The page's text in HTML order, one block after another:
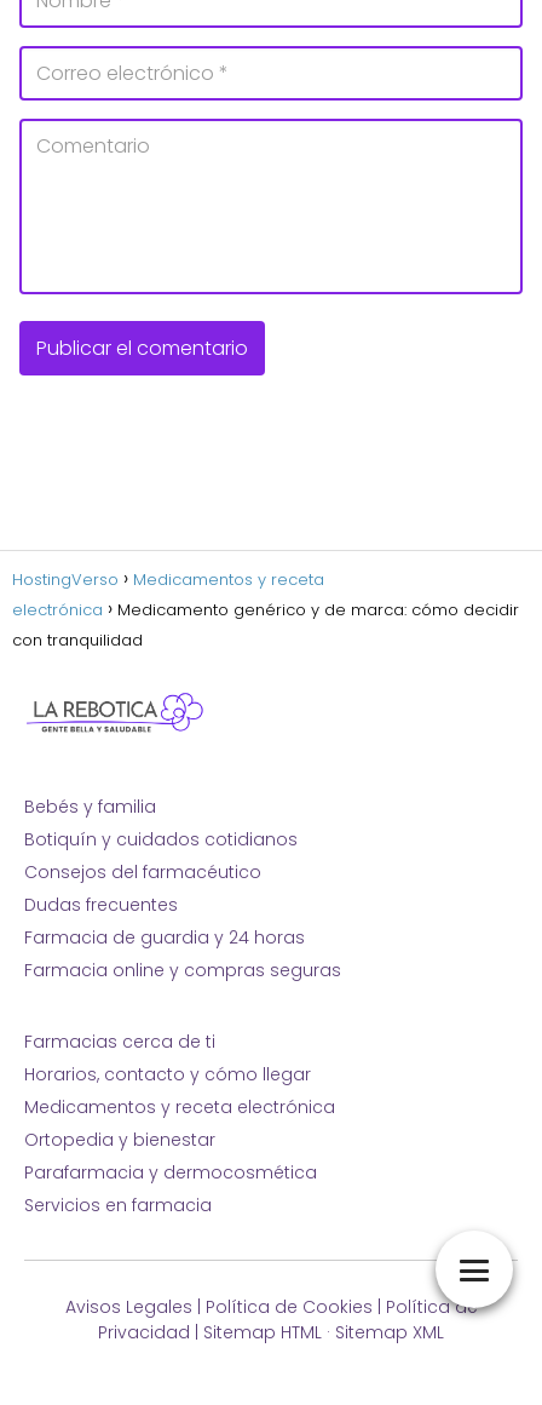
HostingVerso
Medicamentos y receta
electrónica
Medicamento genérico y de marca: cómo decidir
con tranquilidad
Bebés y familia
Botiquín y cuidados cotidianos
Consejos del farmacéutico
Dudas frecuentes
Farmacia de guardia y 24 horas
Farmacia online y compras seguras
Farmacias cerca de ti
Horarios, contacto y cómo llegar
Medicamentos y receta electrónica
Ortopedia y bienestar
Parafarmacia y dermocosmética
Servicios en farmacia
Avisos Legales Política de Cookies
Política de
Privacidad
Sitemap HTML · Sitemap XML